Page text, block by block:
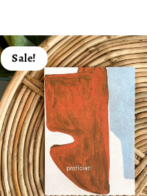
Sale!